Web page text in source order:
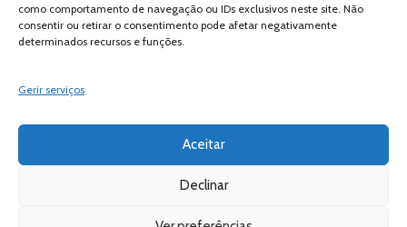
como comportamento de navegação ou IDs exclusivos neste site. Não
consentir ou retirar o consentimento pode afetar negativamente
determinados recursos e funções.
Gerir serviços
Aceitar
Declinar
conteúdos!